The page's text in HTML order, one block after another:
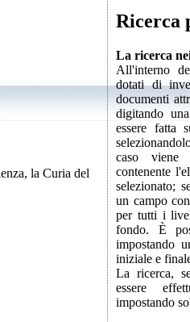
Ricerca
La ricerca
All'interno
dotati di
documenti
digitando
essere
caso viene
contenente
selezionato;
un campo
per tutti i
fondo. È
impostando
iniziale e
La ricerca,
essere
impostando
la Curia del